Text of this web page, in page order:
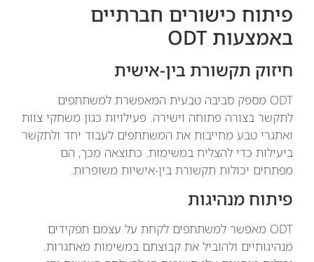
פיתוח כישורים חברתיים
באמצעות ODT
חיזוק תקשורת בין-אישית
ODT מספק סביבה טבעית המאפשרת למשתתפים
לתקשר בצורה פתוחה וישירה. פעילויות כגון משחקי צוות
ואתגרי טבע מחייבות את המשתתפים לעבוד יחד ולתקשר
ביעילות כדי להצליח במשימות. כתוצאה מכך, הם
מפתחים יכולות תקשורת בין-אישיות משופרות.
פיתוח מנהיגות
ODT מאפשר למשתתפים לקחת על עצמם תפקידים
מנהיגותיים ולהוביל את קבוצתם במשימות מאתגרות.